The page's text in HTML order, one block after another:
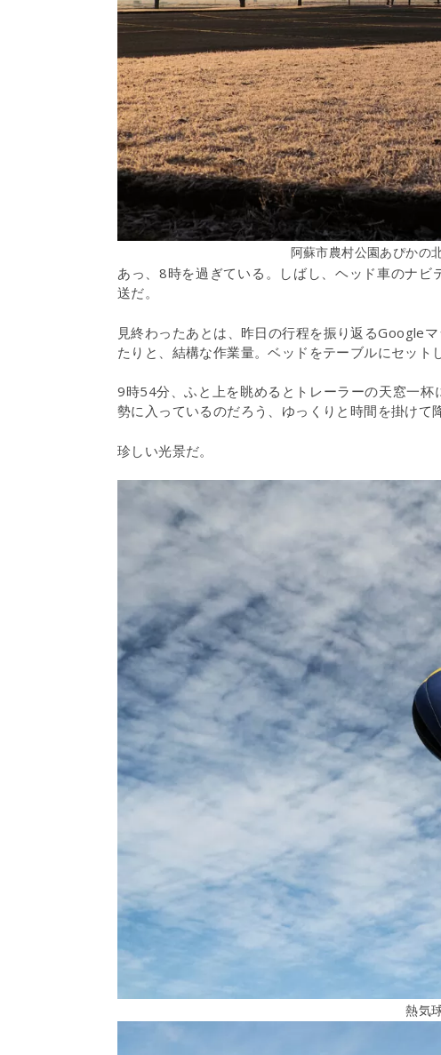
阿蘇市農村公園あぴかの
あっ、8時を過ぎている。しばし、ヘッド車のナ
送だ。
見終わったあとは、昨日の行程を振り返るGoogle
たりと、結構な作業量。ベッドをテーブルにセット
9時54分、ふと上を眺めるとトレーラーの天窓一
勢に入っているのだろう、ゆっくりと時間を掛けて
珍しい光景だ。
熱気